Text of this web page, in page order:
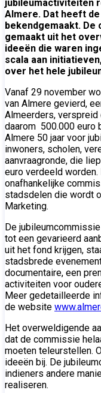
jubileumactiviteiten
Almere. Dat heeft
bekendgemaakt.
gemaakt uit het
ideeën die waren
scala aan
over het hele
Vanaf 29 november
van Almere gevierd,
Almeerders,
daarom 500.000 euro
Almere 50 jaar voor
inwoners, scholen,
aanvraagronde, die
euro verdeeld
onafhankelijke
stadsdelen die wordt
Marketing.
De
tot een gevarieerd
uit het fond krijgen,
stadsbrede
documentaire, een
activiteiten voor
Meer gedetailleerde
de website
Het overweldigende
dat de commissie
moeten teleurstellen.
ideeën bij. De
indieners andere
realiseren.